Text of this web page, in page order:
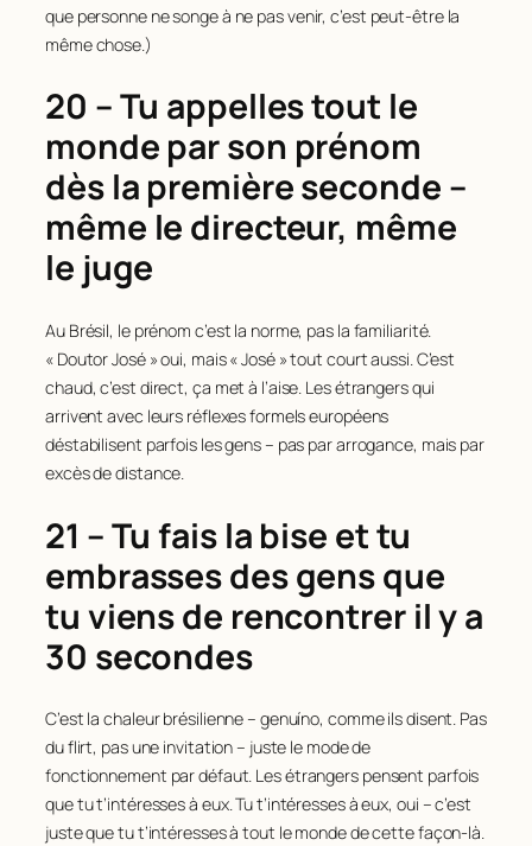
que personne ne songe à ne pas venir, c’est peut-être la
même chose.)
20 – Tu appelles tout le
monde par son prénom
dès la première seconde –
même le directeur, même
le juge
Au Brésil, le prénom c’est la norme, pas la familiarité.
« Doutor José » oui, mais « José » tout court aussi. C’est
chaud, c’est direct, ça met à l’aise. Les étrangers qui
arrivent avec leurs réflexes formels européens
déstabilisent parfois les gens – pas par arrogance, mais par
excès de distance.
21 – Tu fais la bise et tu
embrasses des gens que
tu viens de rencontrer il y a
30 secondes
C’est la chaleur brésilienne – genuíno, comme ils disent. Pas
du flirt, pas une invitation – juste le mode de
fonctionnement par défaut. Les étrangers pensent parfois
que tu t’intéresses à eux. Tu t’intéresses à eux, oui – c’est
juste que tu t’intéresses à tout le monde de cette façon-là.